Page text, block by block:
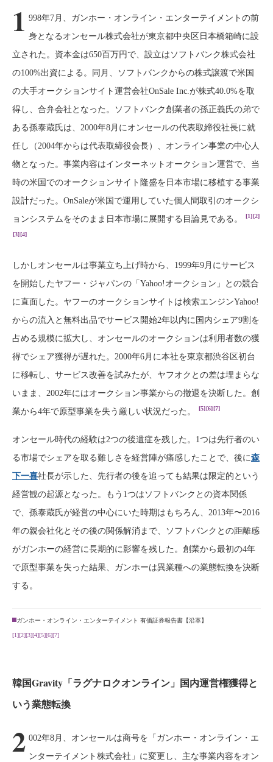
1 998年7月、ガンホー・オンライン・エンターテイメントの前
身となるオンセール株式会社が東京都中央区日本橋箱崎に設
立された。資本金は650百万円で、設立はソフトバンク株式会社
の100%出資による。同月、ソフトバンクからの株式譲渡で米国
の大手オークションサイト運営会社OnSale Inc.が株式40.0%を取
得し、合弁会社となった。ソフトバンク創業者の孫正義氏の弟で
ある孫泰蔵氏は、2000年8月にオンセールの代表取締役社長に就
任し（2004年からは代表取締役会長）、オンライン事業の中心人
物となった。事業内容はインターネットオークション運営で、当
時の米国でのオークションサイト隆盛を日本市場に移植する事業
設計だった。OnSaleが米国で運用していた個人間取引のオークシ
ョンシステムをそのまま日本市場に展開する目論見である。
[1][2]
[3][4]
しかしオンセールは事業立ち上げ時から、1999年9月にサービス
を開始したヤフー・ジャパンの「Yahoo!オークション」との競合
に直面した。ヤフーのオークションサイトは検索エンジンYahoo!
からの流入と無料出品でサービス開始2年以内に国内シェア9割を
占める規模に拡大し、オンセールのオークションは利用者数の獲
得でシェア獲得が遅れた。2000年6月に本社を東京都渋谷区初台
に移転し、サービス改善を試みたが、ヤフオクとの差は埋まらな
いまま、2002年にはオークション事業からの撤退を決断した。創
業から4年で原型事業を失う厳しい状況だった。
[5][6][7]
オンセール時代の経験は2つの後遺症を残した。1つは先行者のい
る市場でシェアを取る難しさを経営陣が痛感したことで、後に森
下一喜社長が示した、先行者の後を追っても結果は限定的という
経営観の起源となった。もう1つはソフトバンクとの資本関係
で、孫泰蔵氏が経営の中心にいた時期はもちろん、2013年〜2016
年の親会社化とその後の関係解消まで、ソフトバンクとの距離感
がガンホーの経営に長期的に影響を残した。創業から最初の4年
で原型事業を失った結果、ガンホーは異業種への業態転換を決断
する。
ガンホー・オンライン・エンターテイメント 有価証券報告書【沿革】
[1][2][3][4][5][6][7]
韓国Gravity「ラグナロクオンライン」国内運営権獲得と
いう業態転換
2 002年8月、オンセールは商号を「ガンホー・オンライン・エ
ンターテイメント株式会社」に変更し、主な事業内容をオン